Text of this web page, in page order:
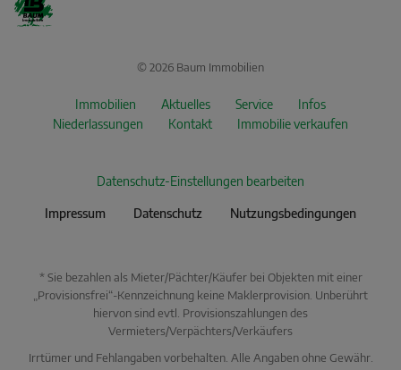
© 2026 Baum Immobilien
Immobilien Aktuelles Service
Infos
Niederlassungen
Kontakt Immobilie verkaufen
Datenschutz-Einstellungen bearbeiten
Impressum Datenschutz Nutzungsbedingungen
* Sie bezahlen als Mieter/Pächter/Käufer bei Objekten mit einer
„Provisionsfrei“-Kennzeichnung keine Maklerprovision. Unberührt
hiervon sind evtl. Provisionszahlungen des
Vermieters/Verpächters/Verkäufers
Irrtümer und Fehlangaben vorbehalten. Alle Angaben ohne Gewähr.